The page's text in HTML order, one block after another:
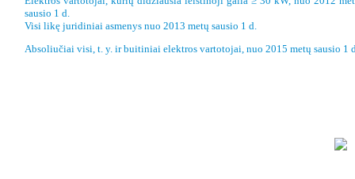
sausio 1 d.
Visi likę juridiniai asmenys nuo 2013 metų sausio 1 d.
Absoliučiai visi, t. y. ir buitiniai elektros vartotojai, nuo 2015 metų sausio 1